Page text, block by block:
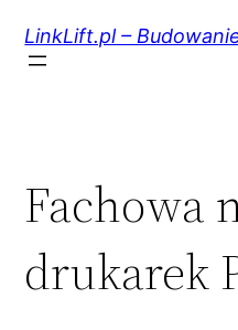
treści
LinkLift.pl –
Fachowa
drukarek